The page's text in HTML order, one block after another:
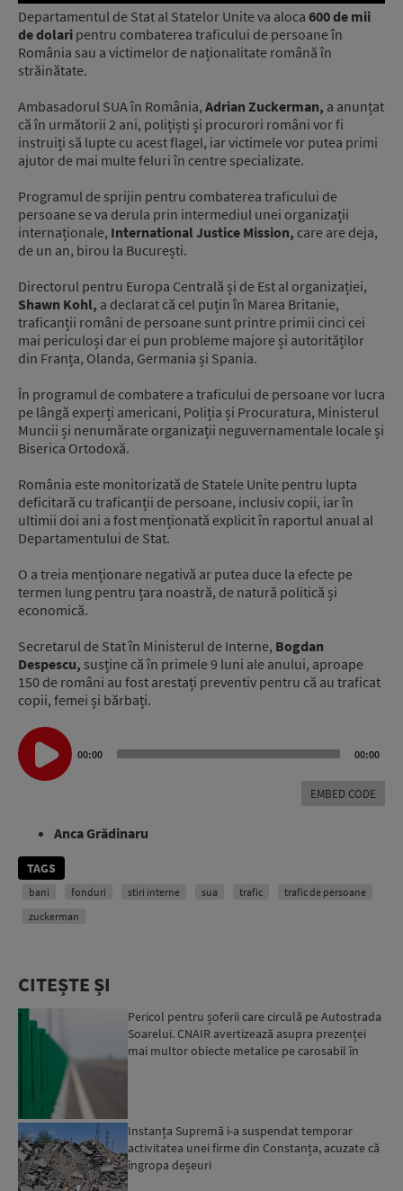
Departamentul de Stat al Statelor Unite va aloca 600 de mii
de dolari pentru combaterea traficului de persoane în
România sau a victimelor de naționalitate română în
străinătate.
Ambasadorul SUA în România, Adrian Zuckerman, a anunțat
că în următorii 2 ani, polițiști și procurori români vor fi
instruiți să lupte cu acest flagel, iar victimele vor putea primi
ajutor de mai multe feluri în centre specializate.
Programul de sprijin pentru combaterea traficului de
persoane se va derula prin intermediul unei organizații
internaționale, International Justice Mission, care are deja,
de un an, birou la București.
Directorul pentru Europa Centrală și de Est al organizației,
Shawn Kohl, a declarat că cel puțin în Marea Britanie,
traficanții români de persoane sunt printre primii cinci cei
mai periculoși dar ei pun probleme majore și autorităților
din Franța, Olanda, Germania și Spania.
În programul de combatere a traficului de persoane vor lucra
pe lângă experți americani, Poliția și Procuratura, Ministerul
Muncii și nenumărate organizații neguvernamentale locale și
Biserica Ortodoxă.
România este monitorizată de Statele Unite pentru lupta
deficitară cu traficanții de persoane, inclusiv copii, iar în
ultimii doi ani a fost menționată explicit în raportul anual al
Departamentului de Stat.
O a treia menționare negativă ar putea duce la efecte pe
termen lung pentru țara noastră, de natură politică și
economică.
Secretarul de Stat în Ministerul de Interne, Bogdan
Despescu, susține că în primele 9 luni ale anului, aproape
150 de români au fost arestați preventiv pentru că au traficat
copii, femei și bărbați.
Audio
Player
00:00 00:00
EMBED CODE
Anca Grădinaru
TAGS
bani fonduri stiri interne sua trafic
trafic de persoane
zuckerman
CITEȘTE ȘI
Pericol pentru șoferii care circulă pe Autostrada
Soarelui. CNAIR avertizează asupra prezenței
mai multor obiecte metalice pe carosabil în
Instanța Supremă i-a suspendat temporar
activitatea unei firme din Constanța, acuzate că
îngropa deșeuri